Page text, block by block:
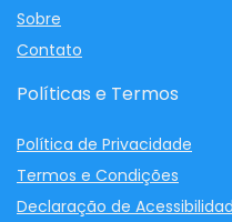
Sobre
Contato
Políticas e Termos
Política de Privacidade
Termos e Condições
Declaração de